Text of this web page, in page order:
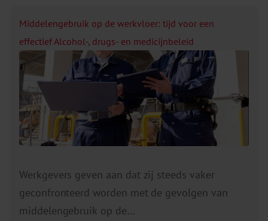
Middelengebruik op de werkvloer: tijd voor een
effectief Alcohol-, drugs- en medicijnbeleid
Werkgevers geven aan dat zij steeds vaker
geconfronteerd worden met de gevolgen van
middelengebruik op de